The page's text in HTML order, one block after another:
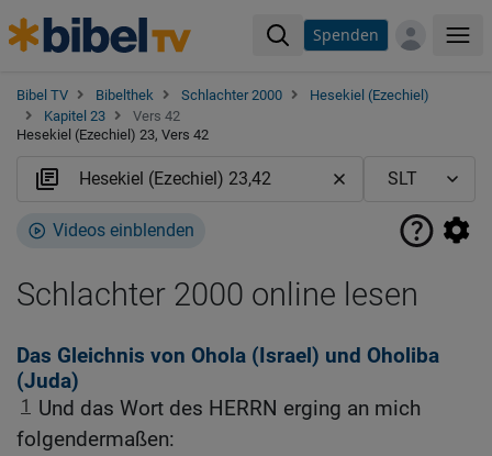
Spenden
Bibel TV Bibelthek Schlachter 2000
Hesekiel (Ezechiel)
Kapitel 23
Vers 42
Hesekiel (Ezechiel) 23, Vers 42
Videos einblenden
Schlachter 2000 online lesen
Das Gleichnis von Ohola (Israel) und Oholiba
(Juda)
1
Und das Wort des HERRN erging an mich
folgendermaßen: